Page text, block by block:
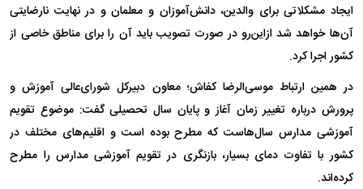
ایجاد مشکلاتی برای والدین، دانش‌آموزان و معلمان و در نهایت نارضایتی
آن‌ها خواهد شد ازاین‌رو در صورت تصویب باید آن را برای مناطق خاصی از
کشور اجرا کرد.
در همین ارتباط موسی‌الرضا کفاش؛ معاون دبیرکل شورای‌عالی آموزش و
پرورش درباره تغییر زمان آغاز و پایان سال تحصیلی گفت: موضوع تقویم
آموزشی مدارس سال‌هاست که مطرح بوده است و اقلیم‌های مختلف در
کشور با تفاوت دمای بسیار، بازنگری در تقویم آموزشی مدارس را مطرح
کرده‌اند.